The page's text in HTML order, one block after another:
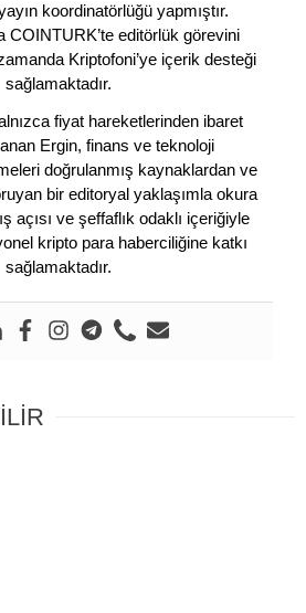
koordinatörlüğü yapmıştır.
COINTURK’te editörlük görevini
Kriptofoni’ye içerik desteği
sağlamaktadır.
fiyat hareketlerinden ibaret
Ergin, finans ve teknoloji
doğrulanmış kaynaklardan ve
bir editoryal yaklaşımla okura
açısı ve şeffaflık odaklı içeriğiyle
kripto para haberciliğine katkı
sağlamaktadır.